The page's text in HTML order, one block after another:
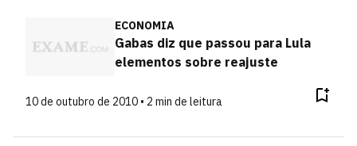
ECONOMIA
Gabas diz que passou para Lula
elementos sobre reajuste
10 de outubro de 2010 • 2 min de leitura